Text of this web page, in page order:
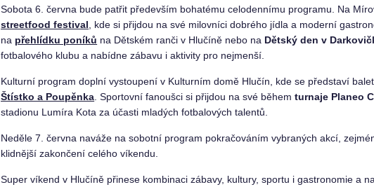
Sobota 6. června bude patřit především bohatému celodennímu programu. Na
streetfood festival , kde si přijdou na své milovníci dobrého jídla a moderní
na přehlídku poníků na Dětském ranči v Hlučíně nebo na Dětský den v
fotbalového klubu a nabídne zábavu i aktivity pro nejmenší.
Kulturní program doplní vystoupení v Kulturním domě Hlučín, kde se představí
Štístko a Poupěnka . Sportovní fanoušci si přijdou na své běhemturnaje Planeo
stadionu Lumíra Kota za účasti mladých fotbalových talentů.
Neděle 7. června naváže na sobotní program pokračováním vybraných akcí,
klidnější zakončení celého víkendu.
Super víkend v Hlučíně přinese kombinaci zábavy, kultury, sportu i gastronomie a